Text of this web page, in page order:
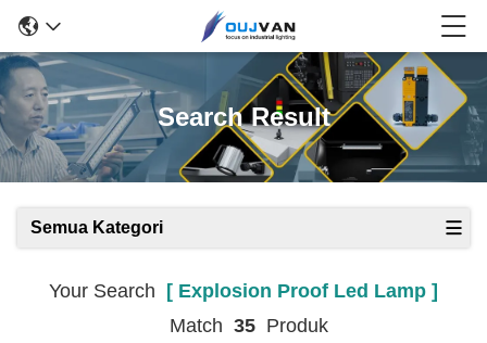
Search Result
Semua Kategori
Your Search [ Explosion Proof Led Lamp ]
Match 35 Produk